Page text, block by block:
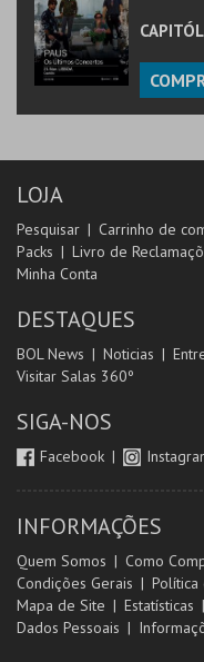
LOJA
Pesquisar Carrinho de
Packs
Livro de
Minha Conta
DESTAQUES
BOL News Noticias
Visitar Salas 360º
SIGA-NOS
Facebook
INFORMAÇÕES
Quem Somos Como
Condições Gerais
Política
Mapa de Site
Estatísticas
Dados Pessoais